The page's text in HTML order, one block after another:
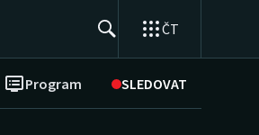
ČT
Program SLEDOVAT